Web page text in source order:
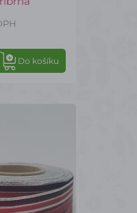
Do košíku